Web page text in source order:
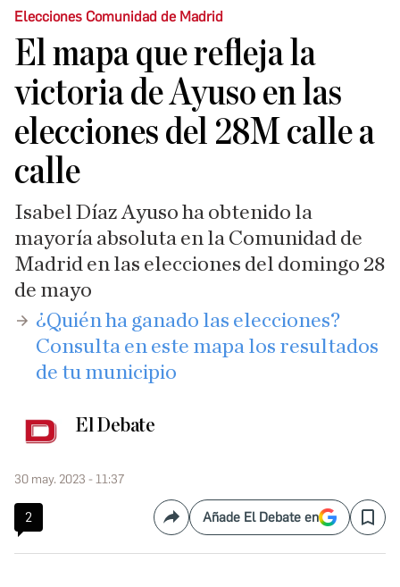
Elecciones Comunidad de Madrid
El mapa que refleja la
victoria de Ayuso en las
elecciones del 28M calle a
calle
Isabel Díaz Ayuso ha obtenido la
mayoría absoluta en la Comunidad de
Madrid en las elecciones del domingo 28
de mayo
​¿Quién ha ganado las elecciones?
Consulta en este mapa los resultados
de tu municipio
El Debate
30 may. 2023 - 11:37
2 CompartirAñade El Debate en Save